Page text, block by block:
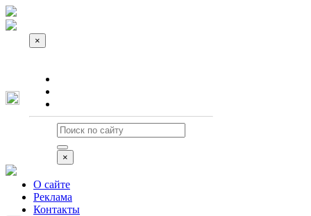
×
×
О сайте
Реклама
Контакты